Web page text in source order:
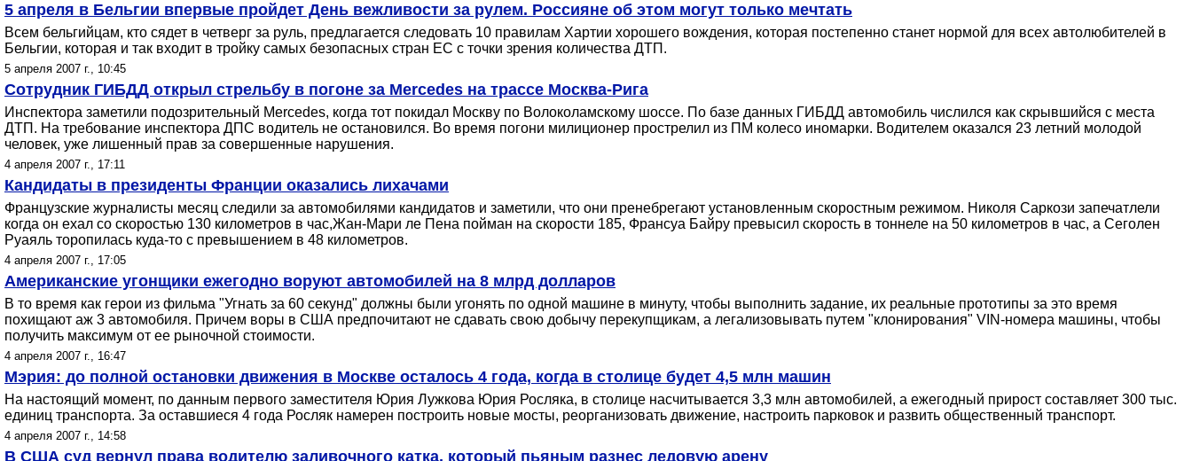
5 апреля в Бельгии впервые пройдет День вежливости за рулем. Россияне об этом могут только мечтать
Всем бельгийцам, кто сядет в четверг за руль, предлагается следовать 10 правилам Хартии хорошего вождения, которая постепенно станет нормой для всех автолюбителей в
Бельгии, которая и так входит в тройку самых безопасных стран ЕС с точки зрения количества ДТП.
5 апреля 2007 г., 10:45
Сотрудник ГИБДД открыл стрельбу в погоне за Mercedes на трассе Москва-Рига
Инспектора заметили подозрительный Mercedes, когда тот покидал Москву по Волоколамскому шоссе. По базе данных ГИБДД автомобиль числился как скрывшийся с места
ДТП. На требование инспектора ДПС водитель не остановился. Во время погони милиционер прострелил из ПМ колесо иномарки. Водителем оказался 23 летний молодой
человек, уже лишенный прав за совершенные нарушения.
4 апреля 2007 г., 17:11
Кандидаты в президенты Франции оказались лихачами
Французские журналисты месяц следили за автомобилями кандидатов и заметили, что они пренебрегают установленным скоростным режимом. Николя Саркози запечатлели
когда он ехал со скоростью 130 километров в час,Жан-Мари ле Пена пойман на скорости 185, Франсуа Байру превысил скорость в тоннеле на 50 километров в час, а Сеголен
Руаяль торопилась куда-то с превышением в 48 километров.
4 апреля 2007 г., 17:05
Американские угонщики ежегодно воруют автомобилей на 8 млрд долларов
В то время как герои из фильма "Угнать за 60 секунд" должны были угонять по одной машине в минуту, чтобы выполнить задание, их реальные прототипы за это время
похищают аж 3 автомобиля. Причем воры в США предпочитают не сдавать свою добычу перекупщикам, а легализовывать путем "клонирования" VIN-номера машины, чтобы
получить максимум от ее рыночной стоимости.
4 апреля 2007 г., 16:47
Мэрия: до полной остановки движения в Москве осталось 4 года, когда в столице будет 4,5 млн машин
На настоящий момент, по данным первого заместителя Юрия Лужкова Юрия Росляка, в столице насчитывается 3,3 млн автомобилей, а ежегодный прирост составляет 300 тыс.
единиц транспорта. За оставшиеся 4 года Росляк намерен построить новые мосты, реорганизовать движение, настроить парковок и развить общественный транспорт.
4 апреля 2007 г., 14:58
В США суд вернул права водителю заливочного катка, который пьяным разнес ледовую арену